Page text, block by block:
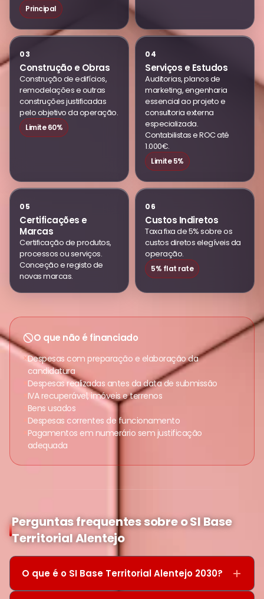
Principal
03
Construção e Obras
Construção de edifícios,
remodelações e outras
construções justificadas
pelo objetivo da operação.
Limite 60%
04
Serviços e Estudos
Auditorias, planos de
marketing, engenharia
essencial ao projeto e
consultoria externa
especializada.
Contabilistas e ROC até
1.000€.
Limite 5%
05
Certificações e
Marcas
Certificação de produtos,
processos ou serviços.
Conceção e registo de
novas marcas.
06
Custos Indiretos
Taxa fixa de 5% sobre os
custos diretos elegíveis da
operação.
5% flat rate
O que não é financiado
Despesas com preparação e elaboração da
candidatura
Despesas realizadas antes da data de submissão
IVA recuperável, imóveis e terrenos
Bens usados
Despesas correntes de funcionamento
Pagamentos em numerário sem justificação
adequada
Perguntas frequentes sobre o SI Base
Territorial Alentejo
O que é o SI Base Territorial Alentejo 2030?